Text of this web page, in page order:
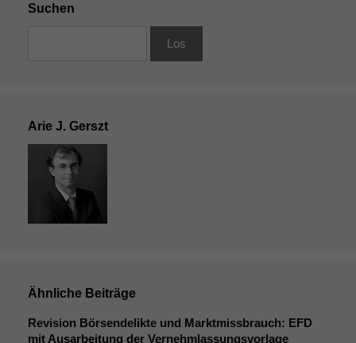
Suchen
Arie J. Gerszt
Ähnliche Beiträge
Revision Börsendelikte und Marktmissbrauch: EFD
mit Ausarbeitung der Vernehmlassungsvorlage